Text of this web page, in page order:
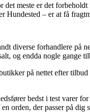
meste er det
– er at få
diverse forhandlere
og endda nogle gange
på nettet efter
bedst i test varer
orden, der passer på